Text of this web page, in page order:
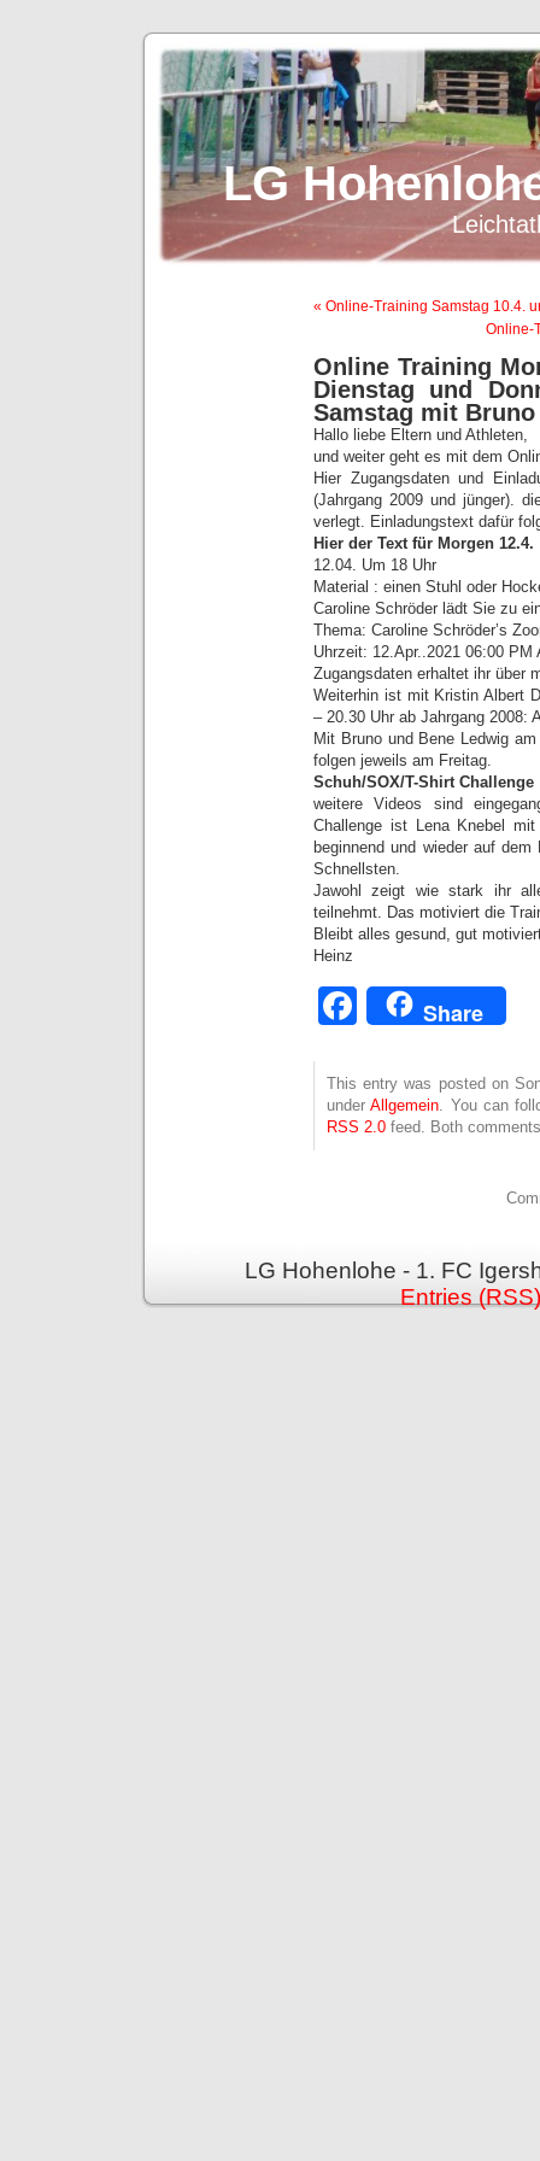
LG
« Online-Training Samstag 10.4.
Online-
Online Training
Dienstag und
Samstag mit
Hallo liebe Eltern und Athleten,
und weiter geht es mit dem
Hier Zugangsdaten und
(Jahrgang 2009 und jünger).
verlegt. Einladungstext dafür
Hier der Text für Morgen 12.4.
12.04. Um 18 Uhr
Material : einen Stuhl oder
Caroline Schröder lädt Sie zu
Thema: Caroline Schröder’s
Uhrzeit: 12.Apr..2021 06:00
Zugangsdaten erhaltet ihr über
Weiterhin ist mit Kristin Albert
– 20.30 Uhr ab Jahrgang 2008:
Mit Bruno und Bene Ledwig
folgen jeweils am Freitag.
Schuh/SOX/T-Shirt Challenge
weitere Videos sind
Challenge ist Lena Knebel
beginnend und wieder auf
Schnellsten.
Jawohl zeigt wie stark ihr
teilnehmt. Das motiviert die
Bleibt alles gesund, gut
Heinz
Facebook
Share
This entry was posted on
underAllgemein. You can
RSS 2.0 feed. Both
LG Hohenlohe - 1. FC
Entries (RSS)